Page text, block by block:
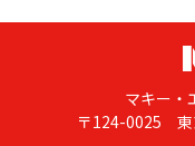
マキー・
〒124-0025 東